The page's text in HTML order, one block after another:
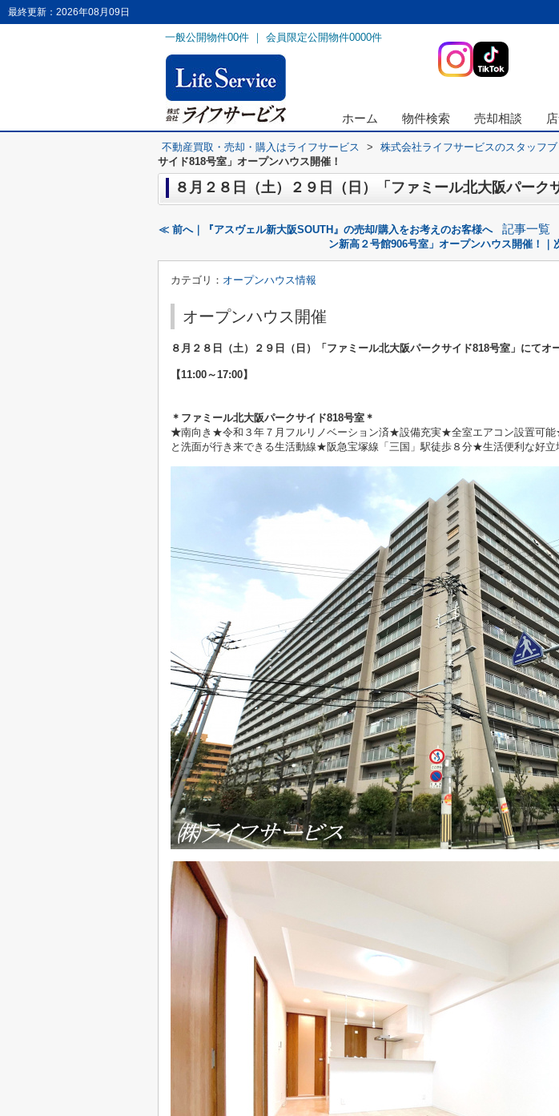
最終更新：2026年08月09日
一般公開物件00件 ｜ 会員限定公開物件0000件
ホーム 物件検索 売却相談
不動産買取・売却・購入はライフサービス > 株式会社ライフサービスのスタッフ
サイド818号室」オープンハウス開催！
８月２８日（土）２９日（日）「ファミール北大阪パーク
≪ 前へ｜『アスヴェル新大阪SOUTH』の売却/購入をお考えのお客様へ 記事一覧
ン新高２号館906号室」オープンハウス開催！
カテゴリ： オープンハウス情報
オープンハウス開催
８月２８日（土）２９日（日） 「ファミール北大阪パークサイド818号室」 にてオ
【11:00～17:00】
＊ ファミール北大阪パークサイド818号室 ＊
★南向き★令和３年７月フルリノベーション済★設備充実★全室エアコン設置可
と洗面が行き来できる生活動線★阪急宝塚線「三国」駅徒歩８分★生活便利な好